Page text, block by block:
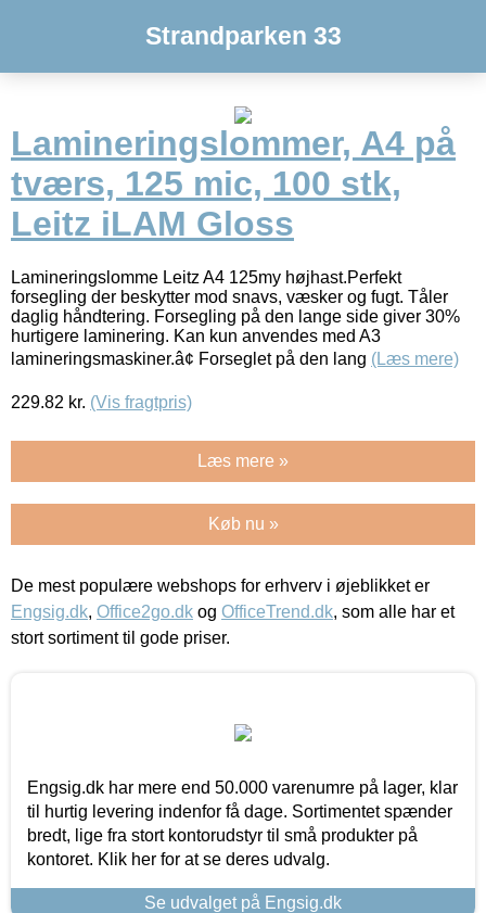
Strandparken 33
Lamineringslommer, A4 på
tværs, 125 mic, 100 stk,
Leitz iLAM Gloss
Lamineringslomme Leitz A4 125my højhast.Perfekt
forsegling der beskytter mod snavs, væsker og fugt. Tåler
daglig håndtering. Forsegling på den lange side giver 30%
hurtigere laminering. Kan kun anvendes med A3
lamineringsmaskiner.â¢ Forseglet på den lang (Læs mere)
229.82 kr. (Vis fragtpris)
Læs mere »
Køb nu »
De mest populære webshops for erhverv i øjeblikket er
Engsig.dk, Office2go.dk og OfficeTrend.dk, som alle har et
stort sortiment til gode priser.
Engsig.dk har mere end 50.000 varenumre på lager, klar
til hurtig levering indenfor få dage. Sortimentet spænder
bredt, lige fra stort kontorudstyr til små produkter på
kontoret. Klik her for at se deres udvalg.
Se udvalget på Engsig.dk